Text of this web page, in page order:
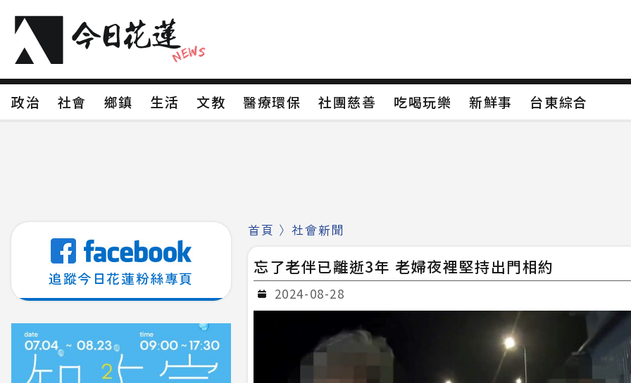
政治 社會 鄉鎮 生活 文教 醫療環保 社團慈善 吃喝玩樂 新鮮事
台東綜合
追蹤今日花蓮粉絲專頁
首頁 〉社會新聞
忘了老伴已離逝3年 老婦夜裡堅持出門相約
2024-08-28
政治 社會 鄉鎮 生活 文教 醫療環保 社團慈善 吃喝玩樂 新鮮事 台東綜合